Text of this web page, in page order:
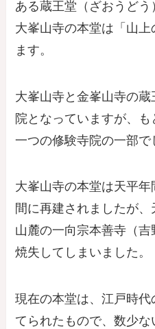
ある蔵王堂（ざおうどう
大峯山寺の本堂は「山
ます。
大峯山寺と金峯山寺の
院となっていますが、
一つの修験寺院の一部で
大峯山寺の本堂は天平
間に再建されましたが
山麓の一向宗本善寺（
焼失してしまいました。
現在の本堂は、江戸時
てられたもので、数少